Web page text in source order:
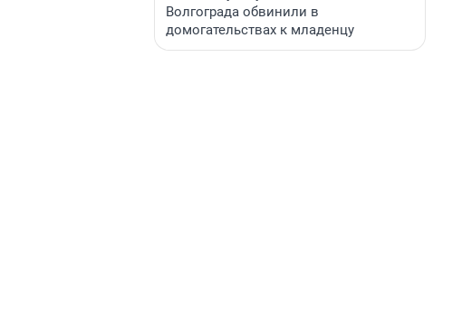
Волгограда обвинили в
домогательствах к младенцу